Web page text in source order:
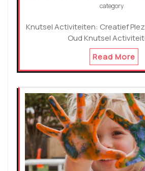
category
Knutsel Activiteiten: Creatief
Oud Knutsel
Read More